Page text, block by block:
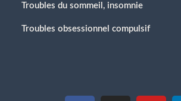
Troubles du sommeil, insomnie
Troubles obsessionnel compulsif